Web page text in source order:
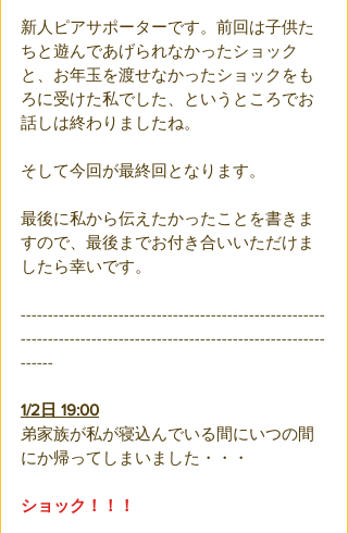
新人ピアサポーターです。前回は子供た
ちと遊んであげられなかったショック
と、お年玉を渡せなかったショックをも
ろに受けた私でした、というところでお
話しは終わりましたね。
そして今回が最終回となります。
最後に私から伝えたかったことを書きま
すので、最後までお付き合いいただけま
したら幸いです。
--------------------------------------------------------
--------------------------------------------------------
------
1/2日 19:00
弟家族が私が寝込んでいる間にいつの間
にか帰ってしまいました・・・
ショック！！！